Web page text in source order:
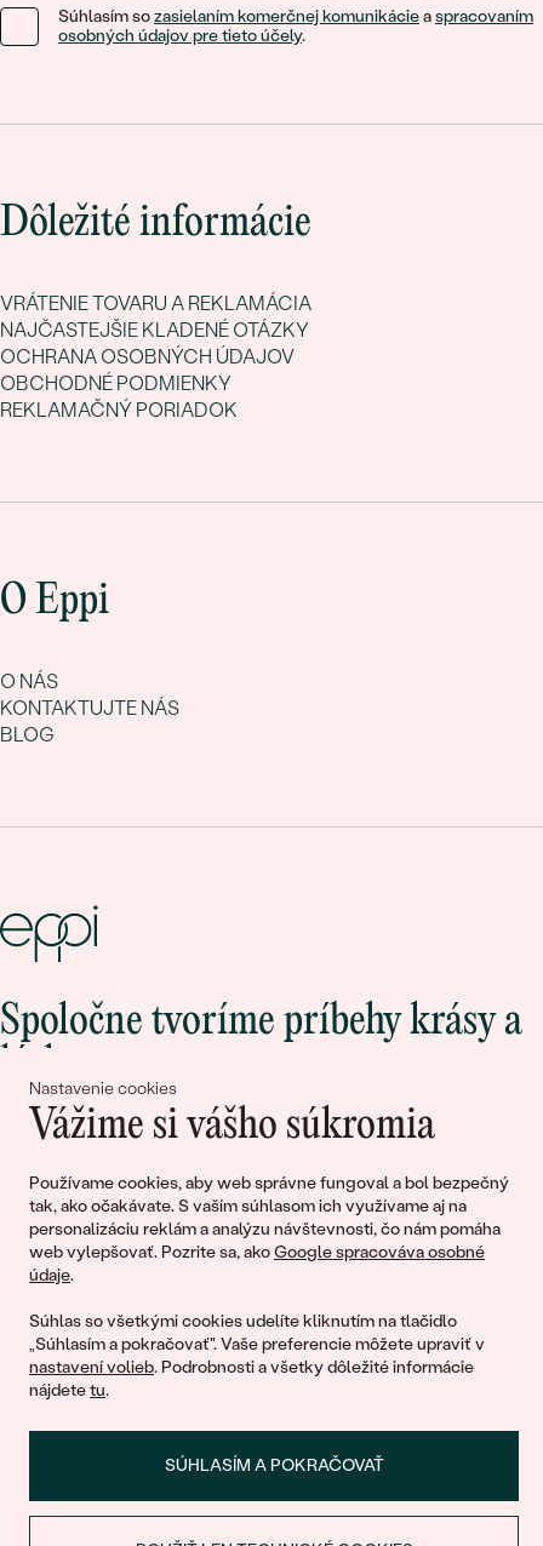
Nastavenie cookies
Vážime si vášho súkromia
Používame cookies, aby web správne fungoval a bol bezpečný
tak, ako očakávate. S vaším súhlasom ich využívame aj na
personalizáciu reklám a analýzu návštevnosti, čo nám pomáha
web vylepšovať. Pozrite sa, akoGoogle spracováva osobné
údaje.
Súhlas so všetkými cookies udelíte kliknutím na tlačidlo
„Súhlasím a pokračovať". Vaše preferencie môžete upraviť v
nastavení volieb. Podrobnosti a všetky dôležité informácie
nájdetetu.
SÚHLASÍM A POKRAČOVAŤ
Súhlasím sozasielaním komerčnej komunikácieaspracovaním
osobných údajov pre tieto účely.
Dôležité informácie
VRÁTENIE TOVARU A REKLAMÁCIA
NAJČASTEJŠIE KLADENÉ OTÁZKY
OCHRANA OSOBNÝCH ÚDAJOV
OBCHODNÉ PODMIENKY
REKLAMAČNÝ PORIADOK
O Eppi
O NÁS
KONTAKTUJTE NÁS
BLOG
Spoločne tvoríme príbehy krásy a
Pripojte sa k nám!
© 2011 - 2026, Eppi.sk